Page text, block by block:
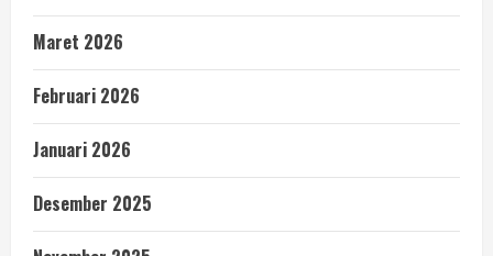
Maret 2026
Februari 2026
Januari 2026
Desember 2025